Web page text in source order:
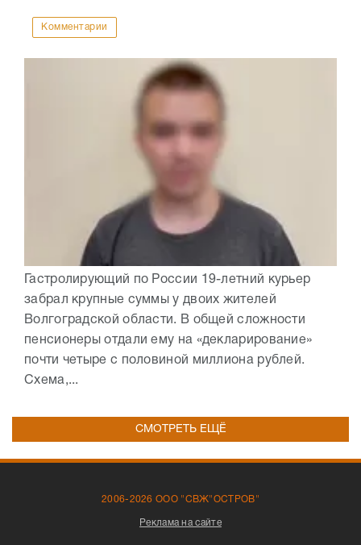
Комментарии
Гастролирующий по России 19-летний курьер
забрал крупные суммы у двоих жителей
Волгоградской области. В общей сложности
пенсионеры отдали ему на «декларирование»
почти четыре с половиной миллиона рублей.
Схема,...
СМОТРЕТЬ ЕЩЁ
2006-2026 ООО "СВЖ"ОСТРОВ"
Реклама на сайте